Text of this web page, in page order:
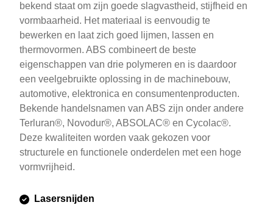
bekend staat om zijn goede slagvastheid, stijfheid en
vormbaarheid. Het materiaal is eenvoudig te
bewerken en laat zich goed lijmen, lassen en
thermovormen. ABS combineert de beste
eigenschappen van drie polymeren en is daardoor
een veelgebruikte oplossing in de machinebouw,
automotive, elektronica en consumentenproducten.
Bekende handelsnamen van ABS zijn onder andere
Terluran®, Novodur®, ABSOLAC® en Cycolac®.
Deze kwaliteiten worden vaak gekozen voor
structurele en functionele onderdelen met een hoge
vormvrijheid.
Lasersnijden